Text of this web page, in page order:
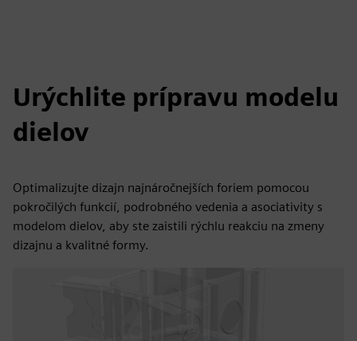
Urýchlite prípravu modelu
dielov
Optimalizujte dizajn najnáročnejších foriem pomocou
pokročilých funkcií, podrobného vedenia a asociativity s
modelom dielov, aby ste zaistili rýchlu reakciu na zmeny
dizajnu a kvalitné formy.